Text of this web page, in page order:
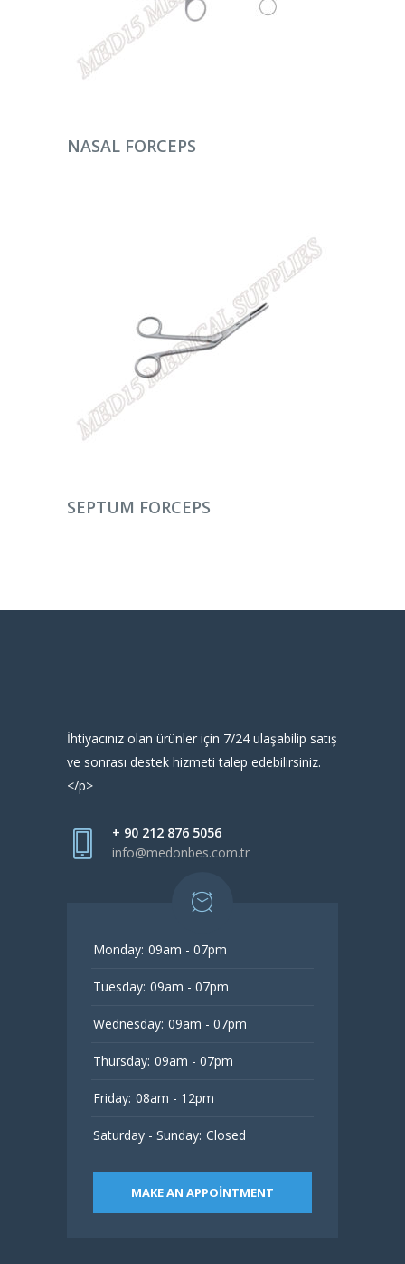
DEVAMINI OKU
NASAL FORCEPS
DEVAMINI OKU
SEPTUM FORCEPS
İhtiyacınız olan ürünler için 7/24 ulaşabilip satış
ve sonrası destek hizmeti talep edebilirsiniz.
</p>
+ 90 212 876 5056
info@medonbes.com.tr
Monday: 09am - 07pm
Tuesday: 09am - 07pm
Wednesday: 09am - 07pm
Thursday: 09am - 07pm
Friday: 08am - 12pm
Saturday - Sunday: Closed
MAKE AN APPOINTMENT